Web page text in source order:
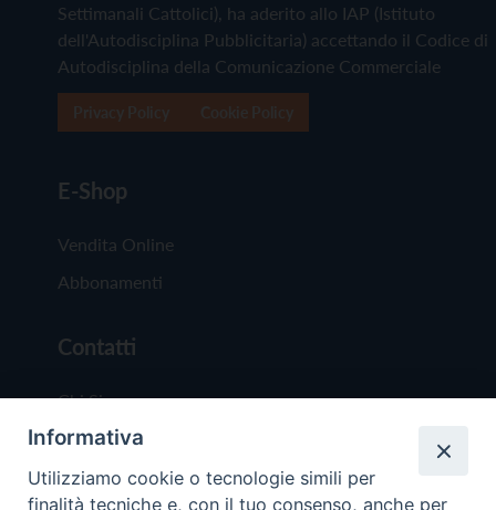
Settimanali Cattolici), ha aderito allo IAP (Istituto
dell'Autodisciplina Pubblicitaria) accettando il Codice di
Autodisciplina della Comunicazione Commerciale
E-Shop
Vendita Online
Abbonamenti
Contatti
Chi Siamo
Redazione
Scrivici
Informativa
Utilizziamo cookie o tecnologie simili per
finalità tecniche e, con il tuo consenso, anche per